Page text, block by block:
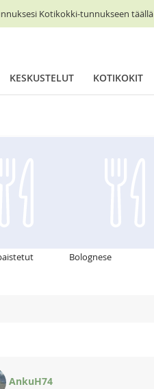
Kotikokki-tunnukseen täällä
KESKUSTELUT KOTIKOKIT
Bolognese
AnkuH74